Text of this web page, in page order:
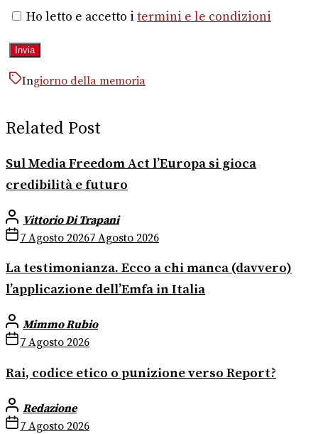
Ho letto e accetto i termini e le condizioni
Ingiorno della memoria
Related Post
Sul Media Freedom Act l’Europa si gioca
credibilità e futuro
Vittorio Di Trapani
7 Agosto 20267 Agosto 2026
La testimonianza. Ecco a chi manca (davvero)
l’applicazione dell’Emfa in Italia
Mimmo Rubio
7 Agosto 2026
Rai, codice etico o punizione verso Report?
Redazione
7 Agosto 2026